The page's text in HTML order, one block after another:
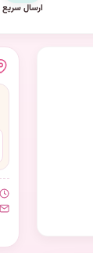
ارسال سریع